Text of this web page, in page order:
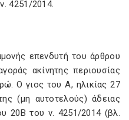
4251/2014.
επενδυτή του άρθρου
ακίνητης περιουσίας
Ο γιος του Α, ηλικίας 27
(μη αυτοτελούς) άδειας
20B του ν. 4251/2014 (βλ.